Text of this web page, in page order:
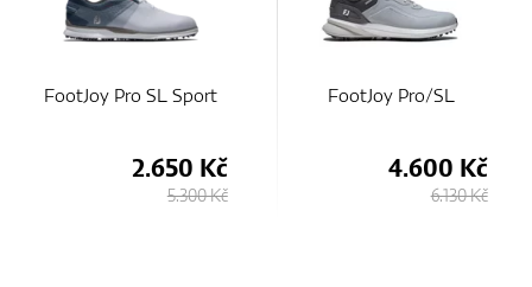
FootJoy Pro/SL
4.600 Kč
FootJoy Fuel Wide
3.100
4.750